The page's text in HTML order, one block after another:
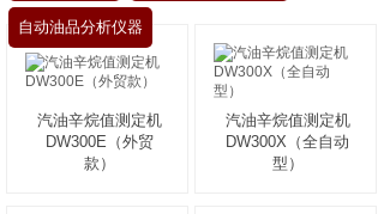
自动油品分析仪器
汽油辛烷值测定机
DW300E（外贸
款）
汽油辛烷值测定机
DW300X（全自动
型）